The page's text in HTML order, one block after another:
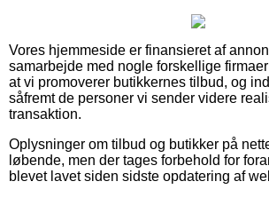
Vores hjemmeside er finansieret af
samarbejde med nogle forskellige
at vi promoverer butikkernes tilbud, og
såfremt de personer vi sender videre
transaktion.
Oplysninger om tilbud og butikker på
løbende, men der tages forbehold for
blevet lavet siden sidste opdatering af